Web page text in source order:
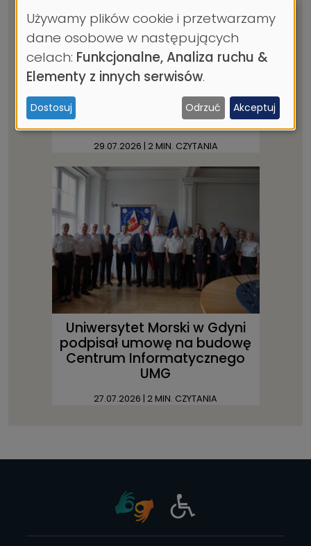
Statki bez załogi? Autonomia
na morzu – jeszcze
przyszłość czy już
teraźniejszość? Zapraszamy
na kolejny wykład otwarty w
ramach cyklu prelekcji UMG
na 100-lecie Gdyni
29.07.2026 | 2 MIN. CZYTANIA
Uniwersytet Morski w Gdyni
podpisał umowę na budowę
Centrum Informatycznego
UMG
27.07.2026 | 2 MIN. CZYTANIA
Wykorzystanie
danych
osobowych
i
ciasteczek
Używamy plików cookie i przetwarzamy
dane osobowe w następujących
celach: Funkcjonalne, Analiza ruchu &
Elementy z innych serwisów.
Dostosuj Odrzuć Akceptuj